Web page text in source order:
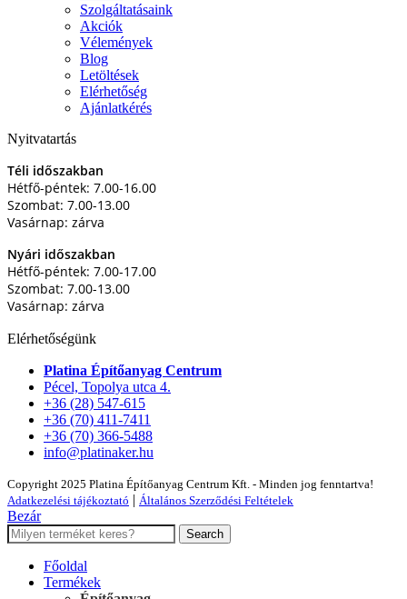
Szolgáltatásaink
Akciók
Vélemények
Blog
Letöltések
Elérhetőség
Ajánlatkérés
Nyitvatartás
Téli időszakban
Hétfő-péntek: 7.00-16.00
Szombat: 7.00-13.00
Vasárnap: zárva
Nyári időszakban
Hétfő-péntek: 7.00-17.00
Szombat: 7.00-13.00
Vasárnap: zárva
Elérhetőségünk
Platina Építőanyag Centrum
Pécel, Topolya utca 4.
+36 (28) 547-615
+36 (70) 411-7411
+36 (70) 366-5488
info@platinaker.hu
Copyright 2025 Platina Építőanyag Centrum Kft. - Minden jog fenntartva!
Adatkezelési tájékoztató | Általános Szerződési Feltételek
Bezár
Search
Főoldal
Termékek